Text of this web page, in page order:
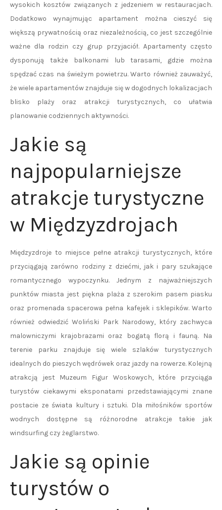
wysokich kosztów związanych z jedzeniem w restauracjach.
Dodatkowo wynajmując apartament można cieszyć się
większą prywatnością oraz niezależnością, co jest szczególnie
ważne dla rodzin czy grup przyjaciół. Apartamenty często
dysponują także balkonami lub tarasami, gdzie można
spędzać czas na świeżym powietrzu. Warto również zauważyć,
że wiele apartamentów znajduje się w dogodnych lokalizacjach
blisko plaży oraz atrakcji turystycznych, co ułatwia
planowanie codziennych aktywności.
Jakie są
najpopularniejsze
atrakcje turystyczne
w Międzyzdrojach
Międzyzdroje to miejsce pełne atrakcji turystycznych, które
przyciągają zarówno rodziny z dziećmi, jak i pary szukające
romantycznego wypoczynku. Jednym z najważniejszych
punktów miasta jest piękna plaża z szerokim pasem piasku
oraz promenada spacerowa pełna kafejek i sklepików. Warto
również odwiedzić Woliński Park Narodowy, który zachwyca
malowniczymi krajobrazami oraz bogatą florą i fauną. Na
terenie parku znajduje się wiele szlaków turystycznych
idealnych do pieszych wędrówek oraz jazdy na rowerze. Kolejną
atrakcją jest Muzeum Figur Woskowych, które przyciąga
turystów ciekawymi eksponatami przedstawiającymi znane
postacie ze świata kultury i sztuki. Dla miłośników sportów
wodnych dostępne są różnorodne atrakcje takie jak
windsurfing czy żeglarstwo.
Jakie są opinie
turystów o